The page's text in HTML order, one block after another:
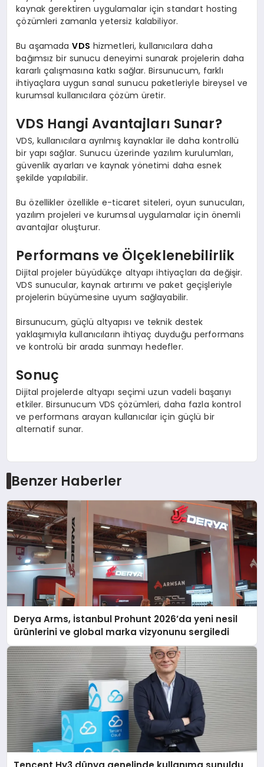
kaynak gerektiren uygulamalar için standart hosting
çözümleri zamanla yetersiz kalabiliyor.
Bu aşamadaVDS hizmetleri, kullanıcılara daha
bağımsız bir sunucu deneyimi sunarak projelerin daha
kararlı çalışmasına katkı sağlar. Birsunucum, farklı
ihtiyaçlara uygun sanal sunucu paketleriyle bireysel ve
kurumsal kullanıcılara çözüm üretir.
VDS Hangi Avantajları Sunar?
VDS, kullanıcılara ayrılmış kaynaklar ile daha kontrollü
bir yapı sağlar. Sunucu üzerinde yazılım kurulumları,
güvenlik ayarları ve kaynak yönetimi daha esnek
şekilde yapılabilir.
Bu özellikler özellikle e-ticaret siteleri, oyun sunucuları,
yazılım projeleri ve kurumsal uygulamalar için önemli
avantajlar oluşturur.
Performans ve Ölçeklenebilirlik
Dijital projeler büyüdükçe altyapı ihtiyaçları da değişir.
VDS sunucular, kaynak artırımı ve paket geçişleriyle
projelerin büyümesine uyum sağlayabilir.
Birsunucum, güçlü altyapısı ve teknik destek
yaklaşımıyla kullanıcıların ihtiyaç duyduğu performans
ve kontrolü bir arada sunmayı hedefler.
Sonuç
Dijital projelerde altyapı seçimi uzun vadeli başarıyı
etkiler. Birsunucum VDS çözümleri, daha fazla kontrol
ve performans arayan kullanıcılar için güçlü bir
alternatif sunar.
Benzer Haberler
Derya Arms, İstanbul Prohunt 2026’da yeni nesil
ürünlerini ve global marka vizyonunu sergiledi